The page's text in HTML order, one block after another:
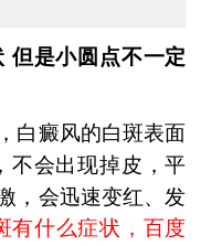
是小圆点不一定
癜风的白斑表面
不会出现掉皮，平
，会迅速变红、发
有什么症状，百度